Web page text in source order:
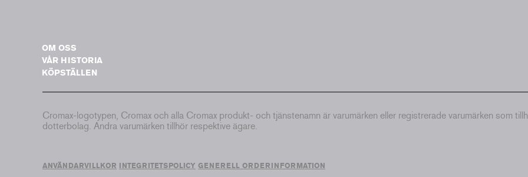
OM OSS
VÅR HISTORIA
KÖPSTÄLLEN
Cromax-logotypen, Cromax och alla Cromax produkt- och tjänstenamn är varumärken eller registrerade varumärken som
dotterbolag. Andra varumärken tillhör respektive ägare.
ANVÄNDARVILLKOR INTEGRITETSPOLICY GENERELL ORDERINFORMATION